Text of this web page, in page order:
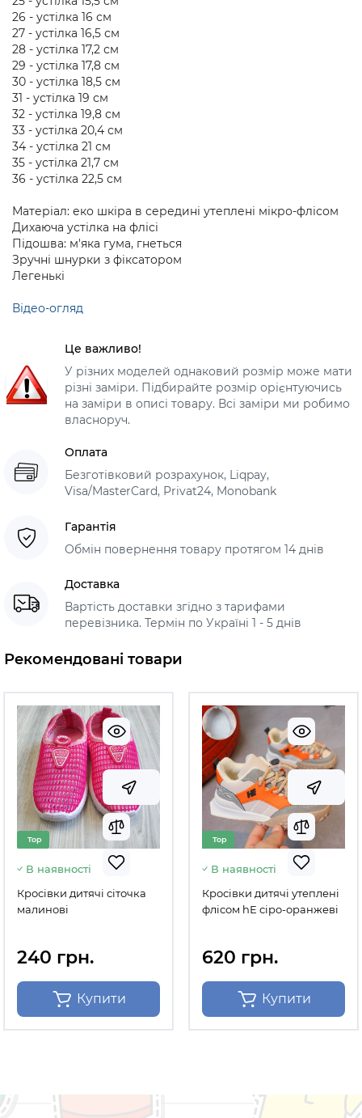
26 - устілка 16 см
27 - устілка 16,5 см
28 - устілка 17,2 см
29 - устілка 17,8 см
30 - устілка 18,5 см
31 - устілка 19 см
32 - устілка 19,8 см
33 - устілка 20,4 см
34 - устілка 21 см
35 - устілка 21,7 см
36 - устілка 22,5 см
Матеріал: еко шкіра в середині утеплені мікро-флісом
Дихаюча устілка на флісі
Підошва: м'яка гума, гнеться
Зручні шнурки з фіксатором
Легенькі
Відео-огляд
Це важливо!
У різних моделей однаковий розмір може мати
різні заміри. Підбирайте розмір орієнтуючись
на заміри в описі товару. Всі заміри ми робимо
власноруч.
Оплата
Безготівковий розрахунок, Liqpay,
Visa/MasterCard, Privat24, Monobank
Гарантія
Обмін повернення товару протягом 14 днів
Доставка
Вартість доставки згідно з тарифами
перевізника. Термін по Україні 1 - 5 днів
Рекомендовані товари
Top
В наявності
Кросівки дитячі сіточка
малинові
240 грн.
Купити
Top
В наявності
Кросівки дитячі утеплені
флісом hЕ сіро-оранжеві
620 грн.
Купити